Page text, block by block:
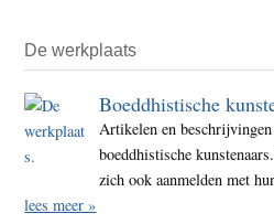
De werkplaats
Boeddhistische
Artikelen en
boeddhistische
zich ook aanmelden met
lees meer »